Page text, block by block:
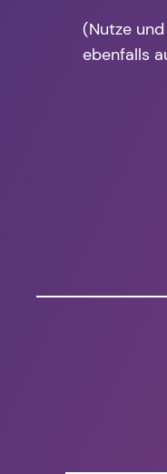
(Nutze
ebenfalls